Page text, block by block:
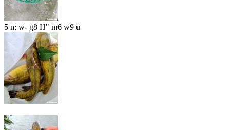
5 n; w- g8 H" m6 w9 u